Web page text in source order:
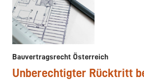
Bauvertragsrecht Österreich
Unberechtigter Rücktritt